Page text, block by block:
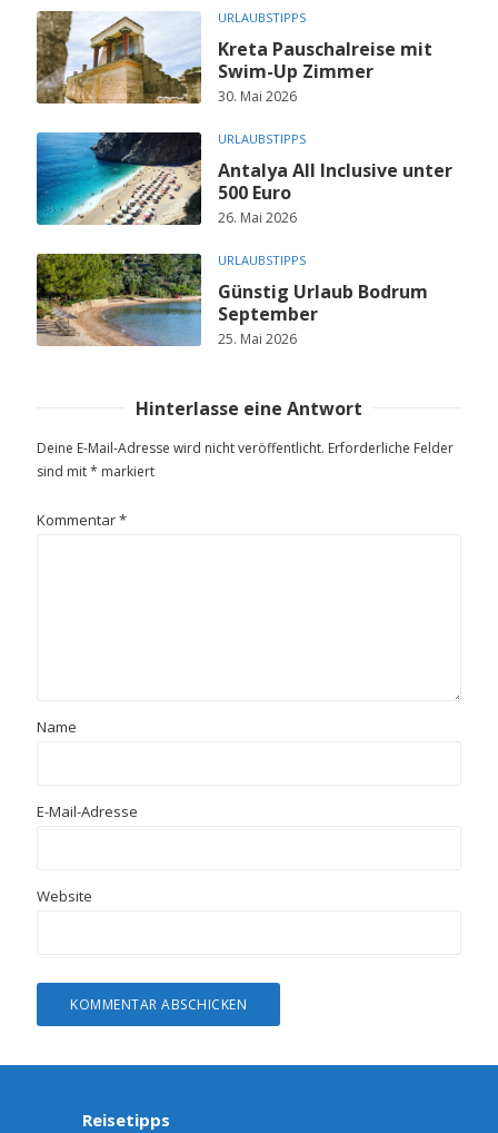
URLAUBSTIPPS
Kreta Pauschalreise mit
Swim-Up Zimmer
30. Mai 2026
URLAUBSTIPPS
Antalya All Inclusive unter
500 Euro
26. Mai 2026
URLAUBSTIPPS
Günstig Urlaub Bodrum
September
25. Mai 2026
Hinterlasse eine Antwort
Deine E-Mail-Adresse wird nicht veröffentlicht. Erforderliche Felder
sind mit* markiert
Kommentar*
Name
E-Mail-Adresse
Website
Reisetipps